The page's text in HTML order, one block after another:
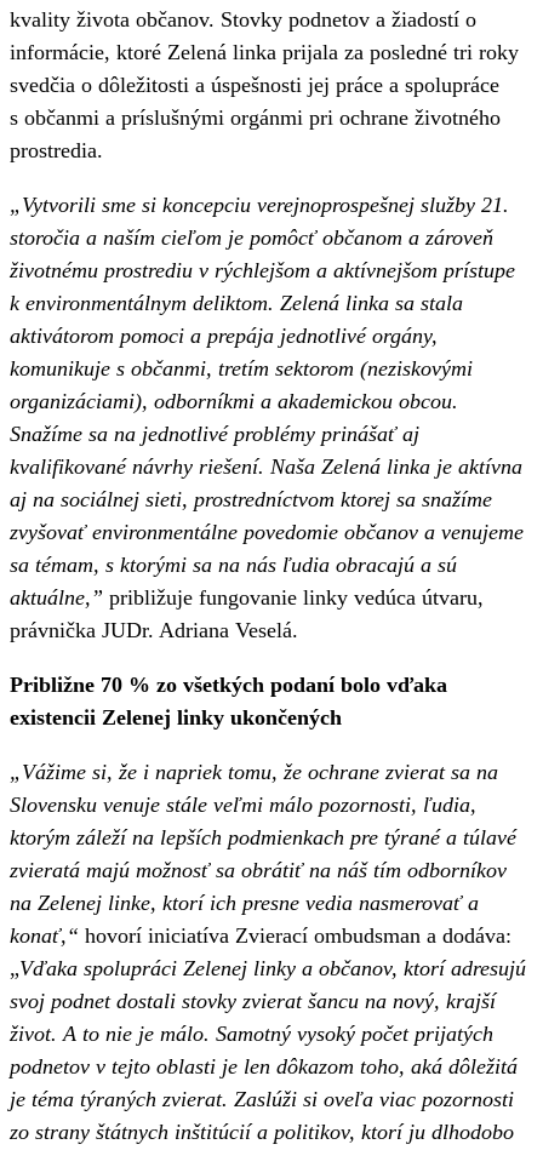
kvality života občanov. Stovky podnetov a žiadostí o
informácie, ktoré Zelená linka prijala za posledné tri roky
svedčia o dôležitosti a úspešnosti jej práce a spolupráce
s občanmi a príslušnými orgánmi pri ochrane životného
prostredia.
„Vytvorili sme si koncepciu verejnoprospešnej služby 21.
storočia a naším cieľom je pomôcť občanom a zároveň
životnému prostrediu v rýchlejšom a aktívnejšom prístupe
k environmentálnym deliktom. Zelená linka sa stala
aktivátorom pomoci a prepája jednotlivé orgány,
komunikuje s občanmi, tretím sektorom (neziskovými
organizáciami), odborníkmi a akademickou obcou.
Snažíme sa na jednotlivé problémy prinášať aj
kvalifikované návrhy riešení. Naša Zelená linka je aktívna
aj na sociálnej sieti, prostredníctvom ktorej sa snažíme
zvyšovať environmentálne povedomie občanov a venujeme
sa témam, s ktorými sa na nás ľudia obracajú a sú
aktuálne,” približuje fungovanie linky vedúca útvaru,
právnička JUDr. Adriana Veselá.
Približne 70 % zo všetkých podaní bolo vďaka
existencii Zelenej linky ukončených
„Vážime si, že i napriek tomu, že ochrane zvierat sa na
Slovensku venuje stále veľmi málo pozornosti, ľudia,
ktorým záleží na lepších podmienkach pre týrané a túlavé
zvieratá majú možnosť sa obrátiť na náš tím odborníkov
na Zelenej linke, ktorí ich presne vedia nasmerovať a
konať,“ hovorí iniciatíva Zvierací ombudsman a dodáva:
„Vďaka spolupráci Zelenej linky a občanov, ktorí adresujú
svoj podnet dostali stovky zvierat šancu na nový, krajší
život. A to nie je málo. Samotný vysoký počet prijatých
podnetov v tejto oblasti je len dôkazom toho, aká dôležitá
je téma týraných zvierat. Zaslúži si oveľa viac pozornosti
zo strany štátnych inštitúcií a politikov, ktorí ju dlhodobo